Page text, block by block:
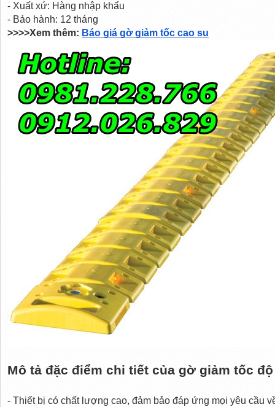
- Xuất xứ: Hàng nhập khẩu
- Bảo hành: 12 tháng
>>>>Xem thêm: Báo giá gờ giảm tốc cao su
Mô tả đặc điểm chi tiết của gờ giảm tốc
- Thiết bị có chất lượng cao, đảm bảo đáp ứng mọi yêu cầu